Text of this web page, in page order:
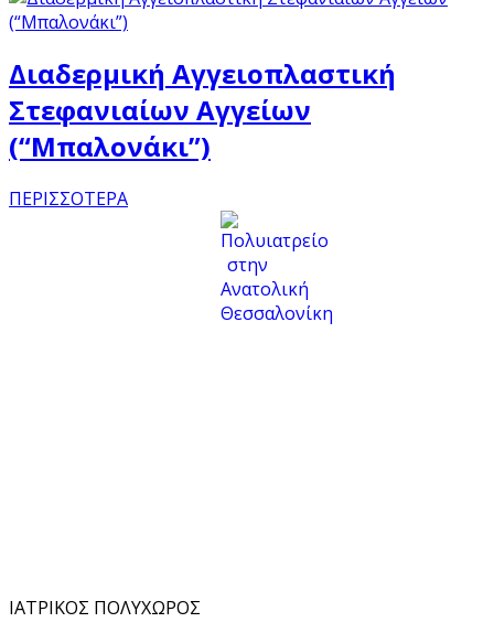
Διαδερμική Αγγειοπλαστική
Στεφανιαίων Αγγείων
(“Μπαλονάκι”)
ΠΕΡΙΣΣΟΤΕΡΑ
ΙΑΤΡΙΚΟΣ ΠΟΛΥΧΩΡΟΣ